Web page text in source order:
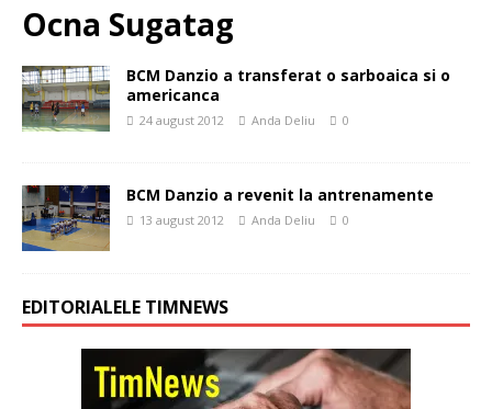
Ocna Sugatag
BCM Danzio a transferat o sarboaica si o
americanca
24 august 2012 Anda Deliu 0
BCM Danzio a revenit la antrenamente
13 august 2012 Anda Deliu 0
EDITORIALELE TIMNEWS